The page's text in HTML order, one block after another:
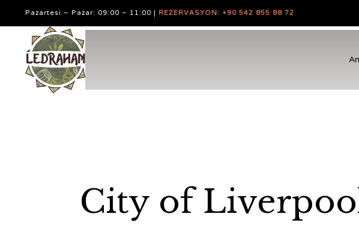
Pazartesi – Pazar: 09:00 – 11:00 | REZERVASYON: +90 542 855 88 72
City of